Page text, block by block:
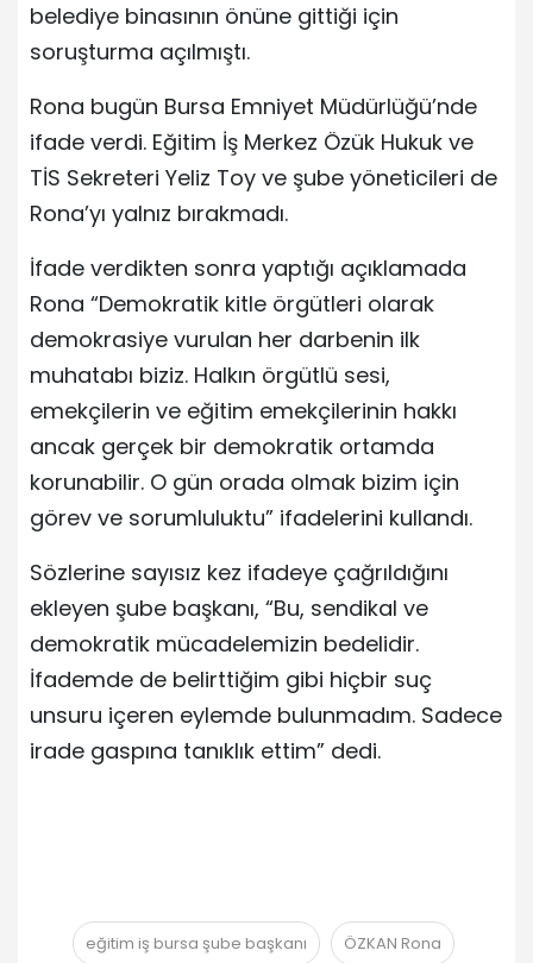
belediye binasının önüne gittiği için
soruşturma açılmıştı.
Rona bugün Bursa Emniyet Müdürlüğü’nde
ifade verdi. Eğitim İş Merkez Özük Hukuk ve
TİS Sekreteri Yeliz Toy ve şube yöneticileri de
Rona’yı yalnız bırakmadı.
İfade verdikten sonra yaptığı açıklamada
Rona “Demokratik kitle örgütleri olarak
demokrasiye vurulan her darbenin ilk
muhatabı biziz. Halkın örgütlü sesi,
emekçilerin ve eğitim emekçilerinin hakkı
ancak gerçek bir demokratik ortamda
korunabilir. O gün orada olmak bizim için
görev ve sorumluluktu” ifadelerini kullandı.
Sözlerine sayısız kez ifadeye çağrıldığını
ekleyen şube başkanı, “Bu, sendikal ve
demokratik mücadelemizin bedelidir.
İfademde de belirttiğim gibi hiçbir suç
unsuru içeren eylemde bulunmadım. Sadece
irade gaspına tanıklık ettim” dedi.
eğitim iş bursa şube başkanı ÖZKAN Rona